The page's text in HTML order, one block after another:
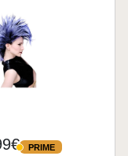
PRIME
PRIME